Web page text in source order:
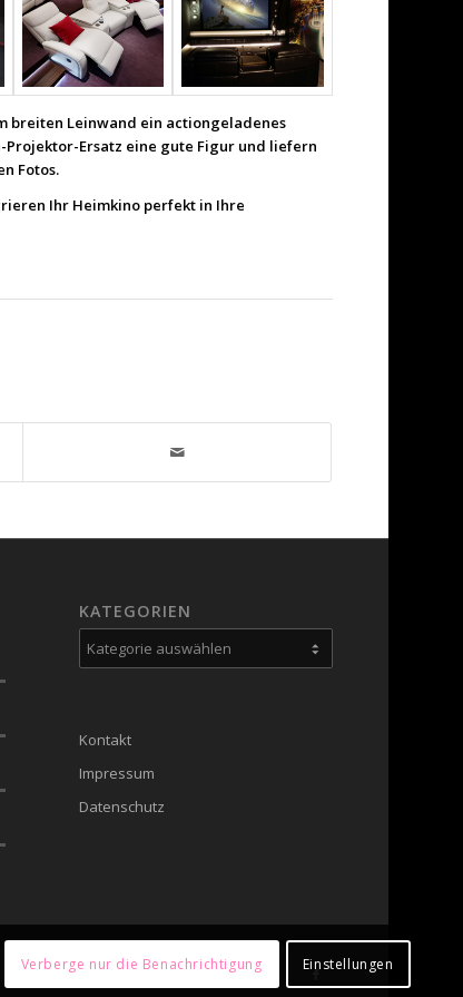
breiten Leinwand ein actiongeladenes
Projektor-Ersatz eine gute Figur und liefern
Fotos.
Ihr Heimkino perfekt in Ihre
KATEGORIEN
Kontakt
Impressum
Datenschutz
Verberge nur die Benachrichtigung Einstellungen